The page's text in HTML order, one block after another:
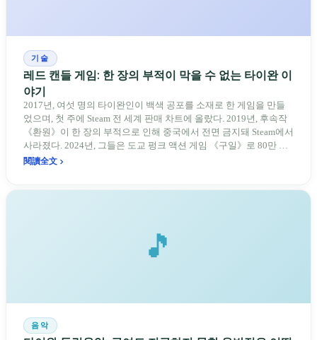
기술
레드 캔들 게임: 한 장의 부적이 막을 수 없는 타이완 이
야기
2017년, 여섯 명의 타이완인이 백색 공포를 소재로 한 게임을 만들
었으며, 첫 주에 Steam 전 세계 판매 차트에 올랐다. 2019년, 후속작
《환원》이 한 장의 부적으로 인해 중국에서 전면 금지돼 Steam에서
사라졌다. 2024년, 그들은 도교 펑크 액션 게임 《구일》로 80만 부
를 판매하고 Sony 인디 게임 대상을 수상했다. 레드 캔들 게임의 이
閱讀全文
🎵
음악